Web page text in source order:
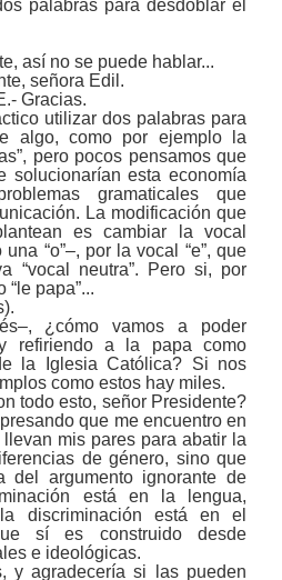
palabras para desdoblar el
así no se puede hablar...
señora Edil.
Gracias.
utilizar dos palabras para
algo, como por ejemplo la
pero pocos pensamos que
solucionarían esta economía
gramaticales que
La modificación que
es cambiar la vocal
“o”‒, por la vocal “e”, que
“vocal neutra”. Pero si, por
papa”...
¿cómo vamos a poder
refiriendo a la papa como
la Iglesia Católica? Si nos
como estos hay miles.
todo esto, señor Presidente?
que me encuentro en
mis pares para abatir la
de género, sino que
del argumento ignorante de
está en la lengua,
discriminación está en el
sí es construido desde
e ideológicas.
y agradecería si las pueden